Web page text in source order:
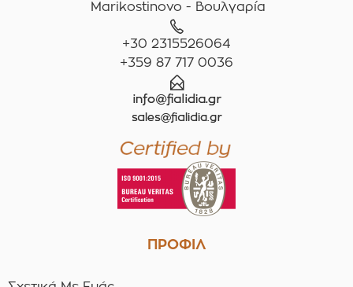
Marikostinovo - Βουλγαρία
+30 2315526064
+359 87 717 0036
ΠΡΟΦΙΛ